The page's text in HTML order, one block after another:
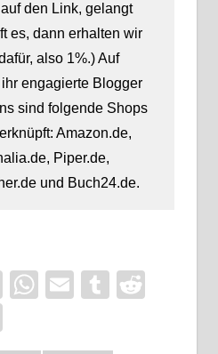
den Link, gelangt
es, dann erhalten wir
also 1%.) Auf
engagierte Blogger
sind folgende Shops
Amazon.de,
Piper.de,
und Buch24.de.
Mastodon
WhatsApp
EmailTumblr